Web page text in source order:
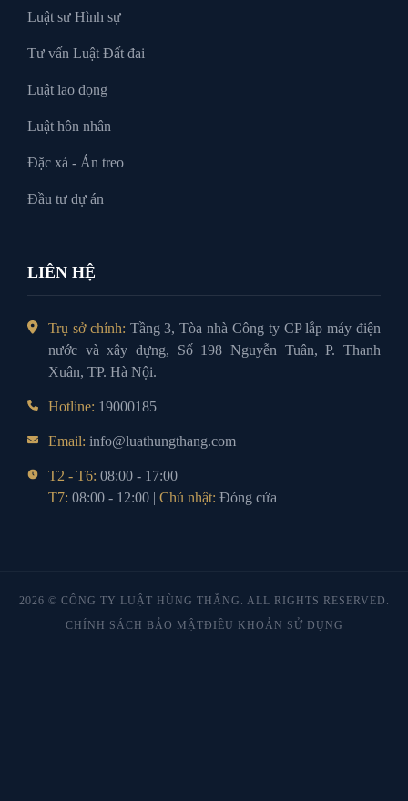
Luật sư Hình sự
Tư vấn Luật Đất đai
Luật lao đọng
Luật hôn nhân
Đặc xá - Án treo
Đầu tư dự án
LIÊN HỆ
Trụ sở chính: Tầng 3, Tòa nhà Công ty CP lắp máy điện
nước và xây dựng, Số 198 Nguyễn Tuân, P. Thanh
Xuân, TP. Hà Nội.
Hotline: 19000185
Email: info@luathungthang.com
T2 - T6: 08:00 - 17:00
T7: 08:00 - 12:00 |Chủ nhật:Đóng cửa
CHÍNH SÁCH BẢO MẬTĐIỀU KHOẢN SỬ DỤNG
2026 © CÔNG TY LUẬT HÙNG THẮNG. ALL RIGHTS RESERVED.